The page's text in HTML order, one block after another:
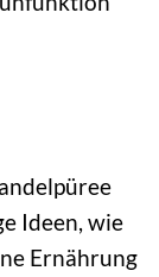
Ideen, wie
Ernährung